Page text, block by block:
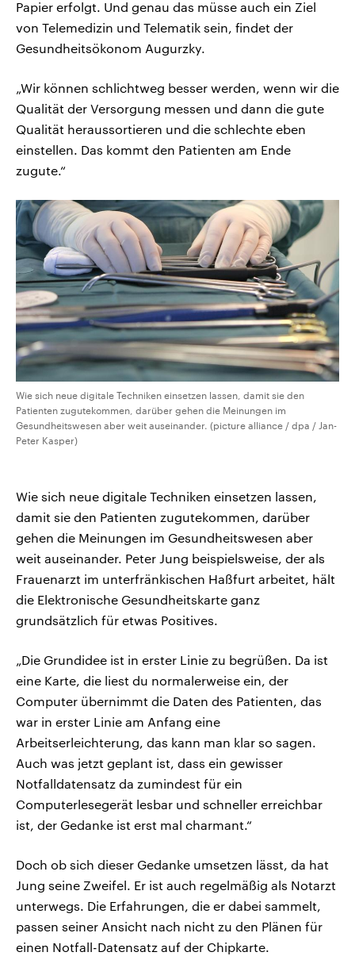
Papier erfolgt. Und genau das müsse auch ein Ziel
von Telemedizin und Telematik sein, findet der
Gesundheitsökonom Augurzky.
„Wir können schlichtweg besser werden, wenn wir die
Qualität der Versorgung messen und dann die gute
Qualität heraussortieren und die schlechte eben
einstellen. Das kommt den Patienten am Ende
zugute.“
Wie sich neue digitale Techniken einsetzen lassen, damit sie den
Patienten zugutekommen, darüber gehen die Meinungen im
Gesundheitswesen aber weit auseinander. (picture alliance / dpa / Jan-
Peter Kasper)
Wie sich neue digitale Techniken einsetzen lassen,
damit sie den Patienten zugutekommen, darüber
gehen die Meinungen im Gesundheitswesen aber
weit auseinander. Peter Jung beispielsweise, der als
Frauenarzt im unterfränkischen Haßfurt arbeitet, hält
die Elektronische Gesundheitskarte ganz
grundsätzlich für etwas Positives.
„Die Grundidee ist in erster Linie zu begrüßen. Da ist
eine Karte, die liest du normalerweise ein, der
Computer übernimmt die Daten des Patienten, das
war in erster Linie am Anfang eine
Arbeitserleichterung, das kann man klar so sagen.
Auch was jetzt geplant ist, dass ein gewisser
Notfalldatensatz da zumindest für ein
Computerlesegerät lesbar und schneller erreichbar
ist, der Gedanke ist erst mal charmant.“
Doch ob sich dieser Gedanke umsetzen lässt, da hat
Jung seine Zweifel. Er ist auch regelmäßig als Notarzt
unterwegs. Die Erfahrungen, die er dabei sammelt,
passen seiner Ansicht nach nicht zu den Plänen für
einen Notfall-Datensatz auf der Chipkarte.